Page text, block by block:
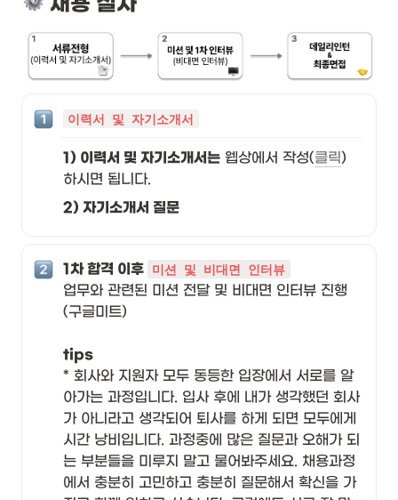
이력서 및 자기소개서
1) 이력서 및 자기소개서는 웹상에서 작성(클릭)
하시면 됩니다.
2) 자기소개서 질문
1차 합격 이후 미션 및 비대면 인터뷰
업무와 관련된 미션 전달 및 비대면 인터뷰 진행
(구글미트)
tips
* 회사와 지원자 모두 동등한 입장에서 서로를 알
아가는 과정입니다. 입사 후에 내가 생각했던 회사
가 아니라고 생각되어 퇴사를 하게 되면 모두에게
시간 낭비입니다. 과정중에 많은 질문과 오해가 되
는 부분들을 미루지 말고 물어봐주세요. 채용과정
에서 충분히 고민하고 충분히 질문해서 확신을 가